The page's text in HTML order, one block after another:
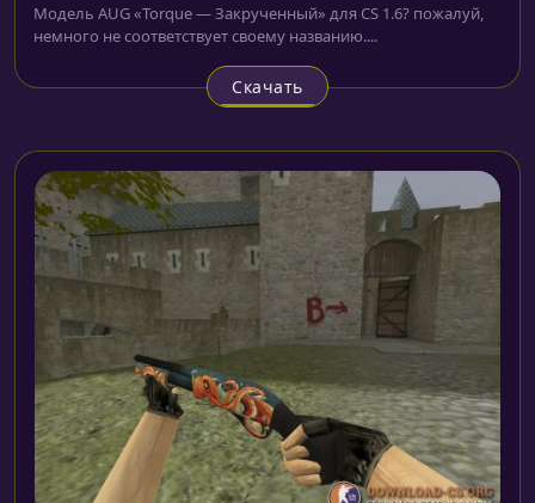
Модель AUG «Torque — Закрученный» для CS 1.6? пожалуй,
немного не соответствует своему названию....
Скачать